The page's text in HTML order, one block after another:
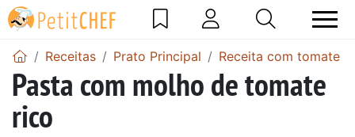
Receitas Prato Principal Receita com tomate
Pasta com molho de tomate
rico